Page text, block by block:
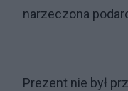
narzeczona
Prezent nie był